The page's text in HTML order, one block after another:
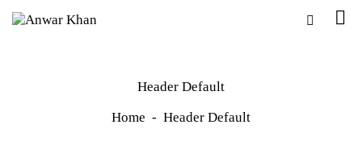
Header Default
Home
Header Default